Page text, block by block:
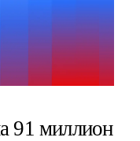
91 миллион